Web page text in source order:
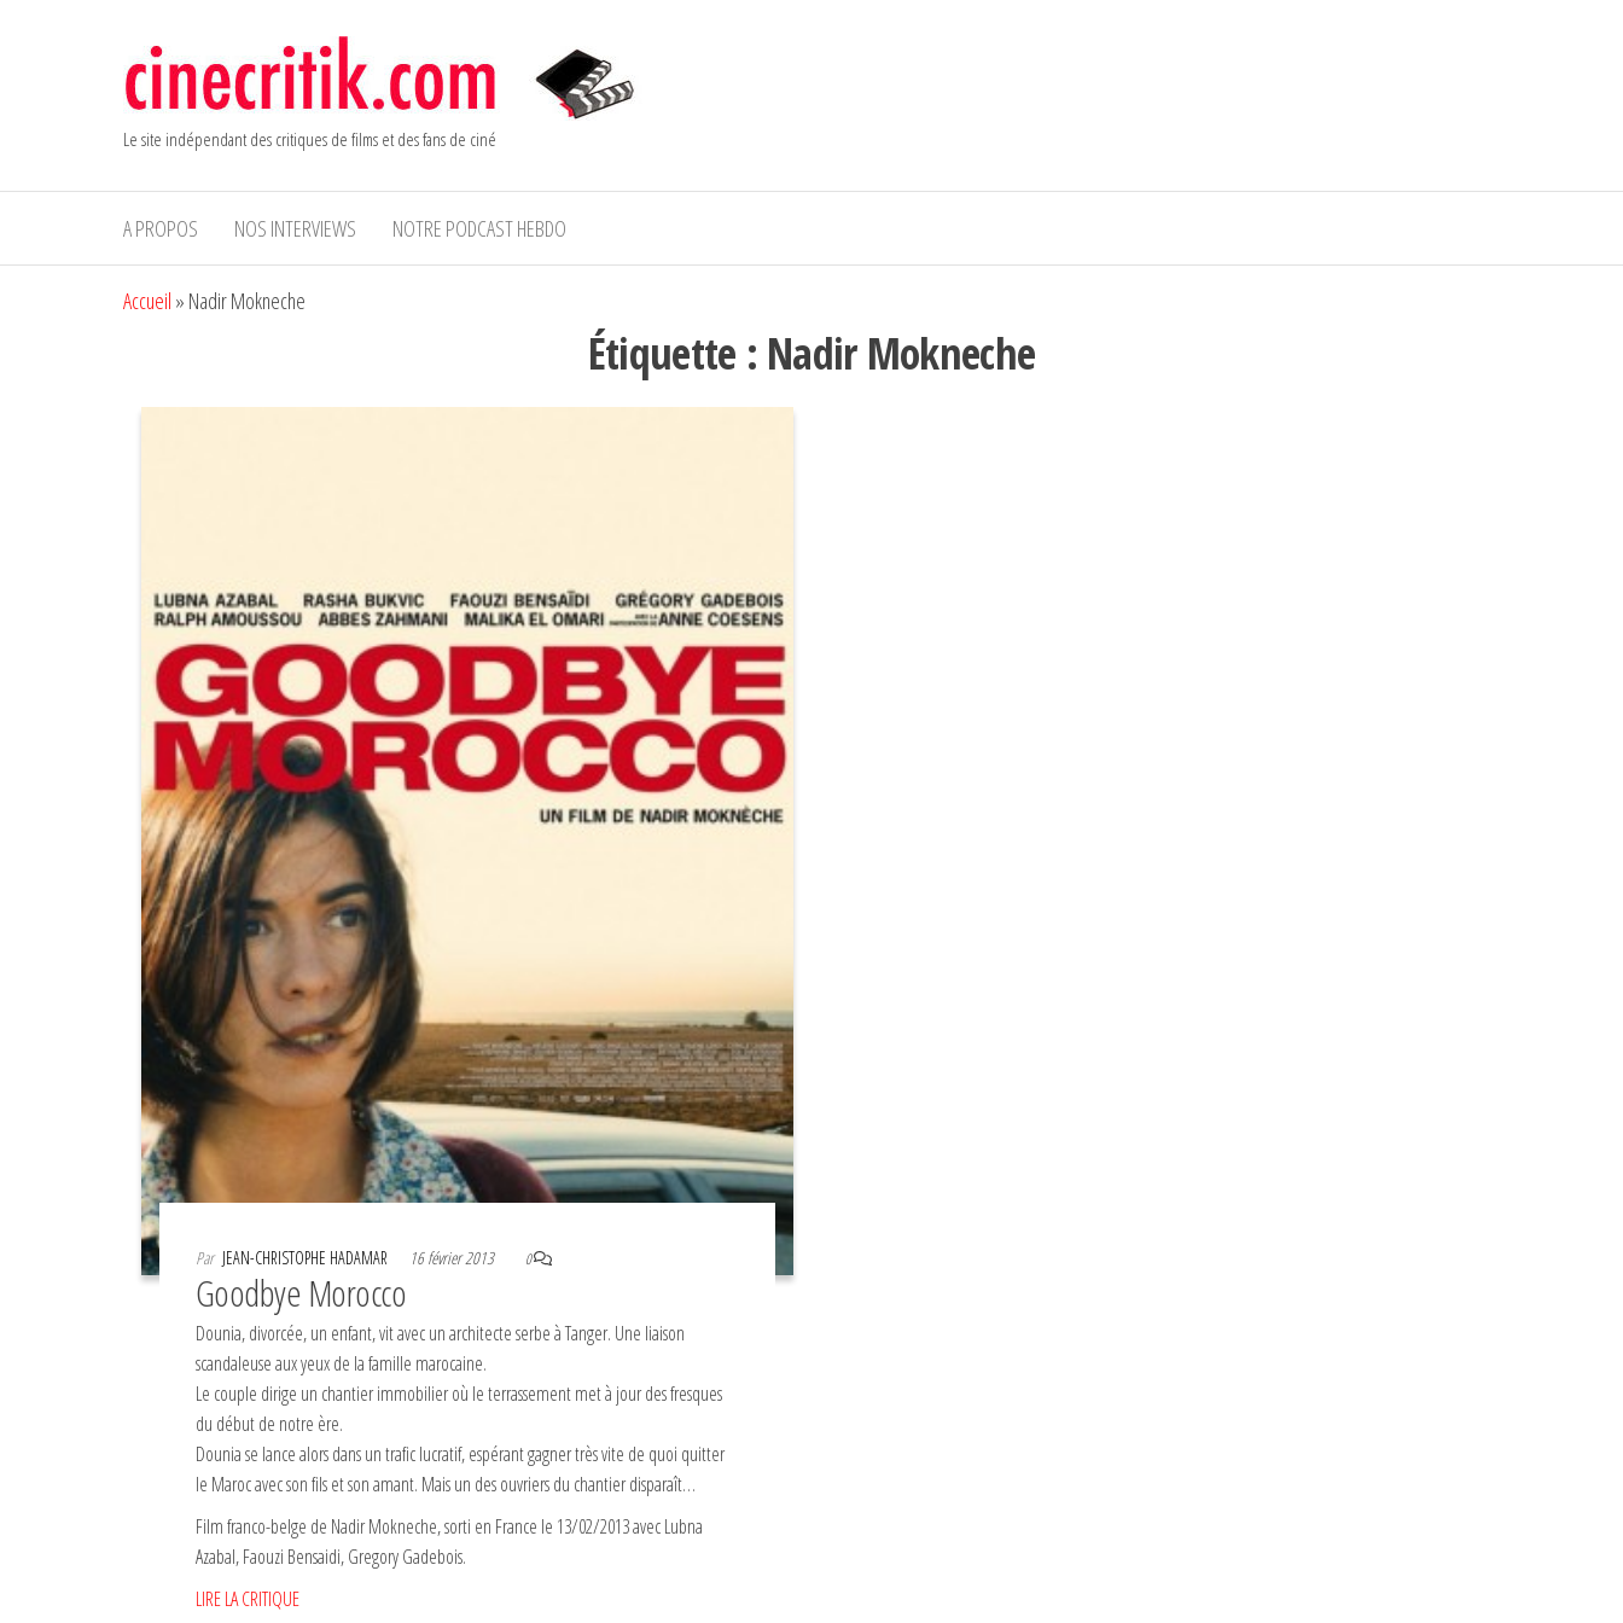
Le site indépendant des critiques de films et des fans de ciné
A PROPOS NOS INTERVIEWS NOTRE PODCAST HEBDO
Accueil » Nadir Mokneche
Étiquette : Nadir Mokneche
Par JEAN-CHRISTOPHE HADAMAR 16 février 2013 0
Goodbye Morocco
Dounia, divorcée, un enfant, vit avec un architecte serbe à Tanger. Une liaison
scandaleuse aux yeux de la famille marocaine.
Le couple dirige un chantier immobilier où le terrassement met à jour des fresques
du début de notre ère.
Dounia se lance alors dans un trafic lucratif, espérant gagner très vite de quoi quitter
le Maroc avec son fils et son amant. Mais un des ouvriers du chantier disparaît…
Film franco-belge de Nadir Mokneche, sorti en France le 13/02/2013 avec Lubna
Azabal, Faouzi Bensaidi, Gregory Gadebois.
LIRE LA CRITIQUE